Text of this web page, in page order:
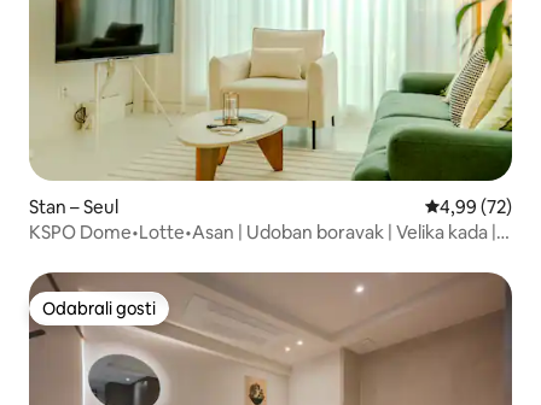
Stan – Seul Prosječna
4,99 (72)
KSPO Dome•Lotte•Asan | Udoban boravak | Velika kada |
Odabrali gosti
Odabrali gosti